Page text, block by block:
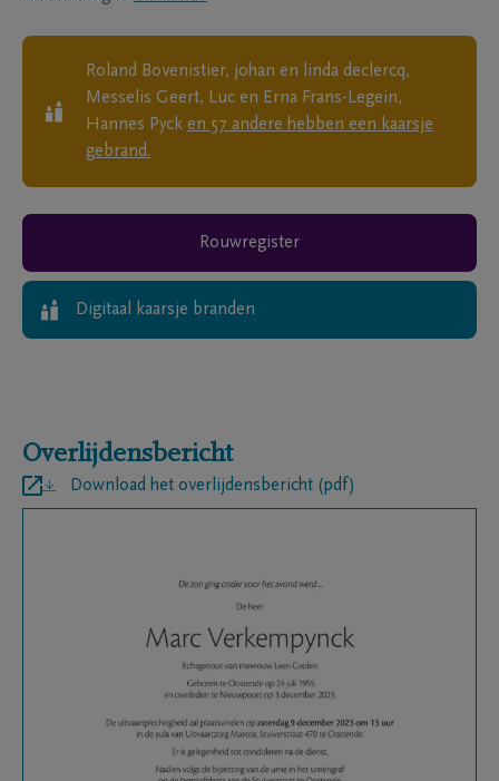
Roland Bovenistier, johan en linda declercq,
Messelis Geert, Luc en Erna Frans-Legein,
Hannes Pyck en 57 andere hebben een kaarsje
gebrand.
Rouwregister
Digitaal kaarsje branden
Overlijdensbericht
Download het overlijdensbericht (pdf)